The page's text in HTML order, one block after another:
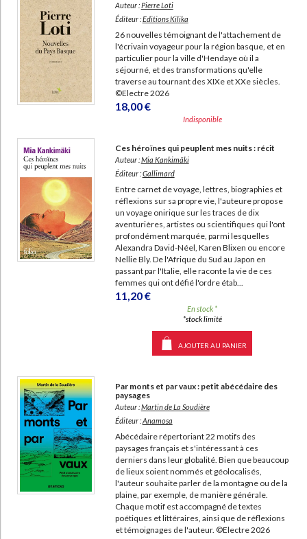
Auteur :Pierre Loti
Éditeur :Editions Kilika
26 nouvelles témoignant de l'attachement de
l'écrivain voyageur pour la région basque, et en
particulier pour la ville d'Hendaye où il a
séjourné, et des transformations qu'elle
traverse au tournant des XIXe et XXe siècles.
©Electre 2026
18,00 €
Indisponible
Ces héroïnes qui peuplent mes nuits : récit
Auteur :Mia Kankimäki
Éditeur :Gallimard
Entre carnet de voyage, lettres, biographies et
réflexions sur sa propre vie, l'auteure propose
un voyage onirique sur les traces de dix
aventurières, artistes ou scientifiques qui l'ont
profondément marquée, parmi lesquelles
Alexandra David-Néel, Karen Blixen ou encore
Nellie Bly. De l'Afrique du Sud au Japon en
passant par l'Italie, elle raconte la vie de ces
femmes qui ont défié l'ordre étab...
11,20 €
En stock *
*stock limité
AJOUTER AU PANIER
Par monts et par vaux : petit abécédaire des
paysages
Auteur :Martin de La Soudière
Éditeur :Anamosa
Abécédaire répertoriant 22 motifs des
paysages français et s'intéressant à ces
derniers dans leur globalité. Bien que beaucoup
de lieux soient nommés et géolocalisés,
l'auteur souhaite parler de la montagne ou de la
plaine, par exemple, de manière générale.
Chaque motif est accompagné de textes
poétiques et littéraires, ainsi que de réflexions
et témoignages de l'auteur. ©Electre 2026